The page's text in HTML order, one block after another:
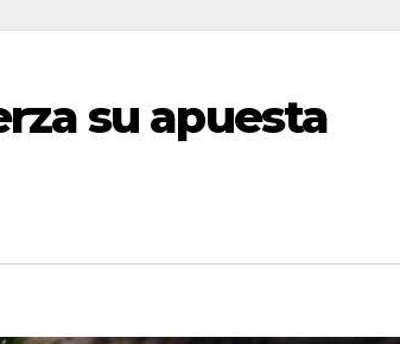
su apuesta